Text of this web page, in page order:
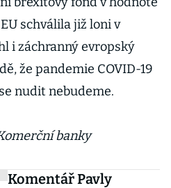
schválila již loni v
i záchranný evropský
že pandemie COVID-19
nudit nebudeme.
banky
Komentář Pavly